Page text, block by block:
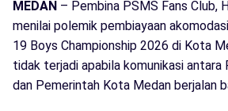
MEDAN – Pembina PSMS Fans Club,
menilai polemik pembiayaan
19 Boys Championship 2026 di Kota
tidak terjadi apabila komunikasi antara
dan Pemerintah Kota Medan berjalan